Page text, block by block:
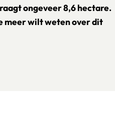
ongeveer 8,6 hectare.
meer wilt weten over dit